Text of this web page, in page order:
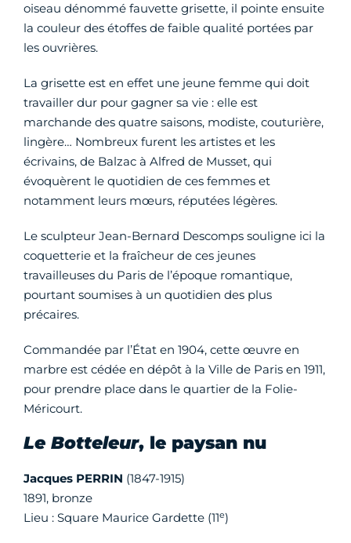
oiseau dénommé fauvette grisette, il pointe ensuite
la couleur des étoffes de faible qualité portées par
les ouvrières.
La grisette est en effet une jeune femme qui doit
travailler dur pour gagner sa vie : elle est
marchande des quatre saisons, modiste, couturière,
lingère… Nombreux furent les artistes et les
écrivains, de Balzac à Alfred de Musset, qui
évoquèrent le quotidien de ces femmes et
notamment leurs mœurs, réputées légères.
Le sculpteur Jean-Bernard Descomps souligne ici la
coquetterie et la fraîcheur de ces jeunes
travailleuses du Paris de l’époque romantique,
pourtant soumises à un quotidien des plus
précaires.
Commandée par l’État en 1904, cette œuvre en
marbre est cédée en dépôt à la Ville de Paris en 1911,
pour prendre place dans le quartier de la Folie-
Méricourt.
Le Botteleur, le paysan nu
Jacques PERRIN (1847-1915)
1891, bronze
Lieu : Square Maurice Gardette (11e)